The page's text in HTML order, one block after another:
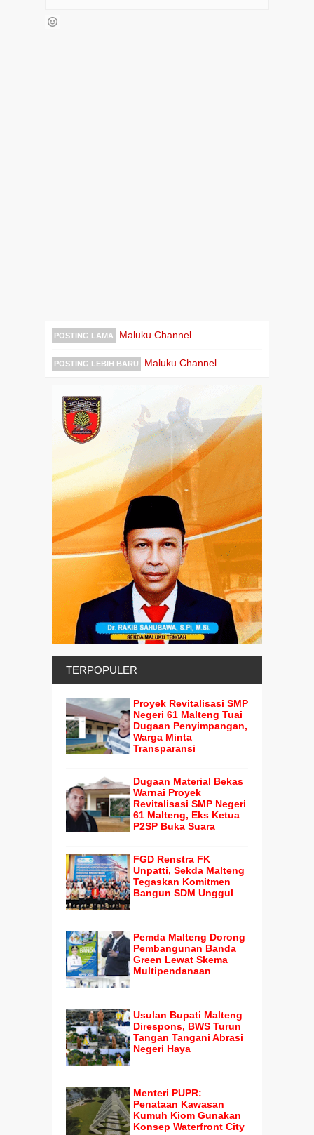
POSTING LAMA Maluku Channel
POSTING LEBIH BARU Maluku Channel
TERPOPULER
Proyek Revitalisasi SMP
Negeri 61 Malteng Tuai
Dugaan Penyimpangan,
Warga Minta
Transparansi
Dugaan Material Bekas
Warnai Proyek
Revitalisasi SMP Negeri
61 Malteng, Eks Ketua
P2SP Buka Suara
FGD Renstra FK
Unpatti, Sekda Malteng
Tegaskan Komitmen
Bangun SDM Unggul
Pemda Malteng Dorong
Pembangunan Banda
Green Lewat Skema
Multipendanaan
Usulan Bupati Malteng
Direspons, BWS Turun
Tangan Tangani Abrasi
Negeri Haya
Menteri PUPR:
Penataan Kawasan
Kumuh Kiom Gunakan
Konsep Waterfront City